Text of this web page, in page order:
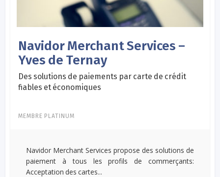
Navidor Merchant Services –
Yves de Ternay
Des solutions de paiements par carte de crédit
fiables et économiques
MEMBRE PLATINUM
Navidor Merchant Services propose des solutions de
paiement à tous les profils de commerçants:
Acceptation des cartes...